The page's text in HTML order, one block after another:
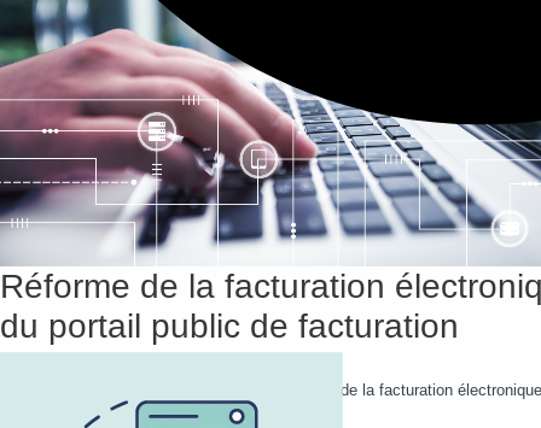
Réforme de la facturation
du portail public de facturation
Après deux reports, la réforme de généralisation de la facturation
faute de temps et de budget,...